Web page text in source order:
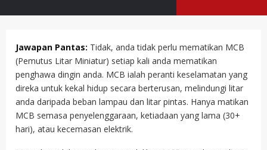
Jawapan Pantas: Tidak, anda tidak perlu mematikan MCB
(Pemutus Litar Miniatur) setiap kali anda mematikan
penghawa dingin anda. MCB ialah peranti keselamatan yang
direka untuk kekal hidup secara berterusan, melindungi litar
anda daripada beban lampau dan litar pintas. Hanya matikan
MCB semasa penyelenggaraan, ketiadaan yang lama (30+
hari), atau kecemasan elektrik.